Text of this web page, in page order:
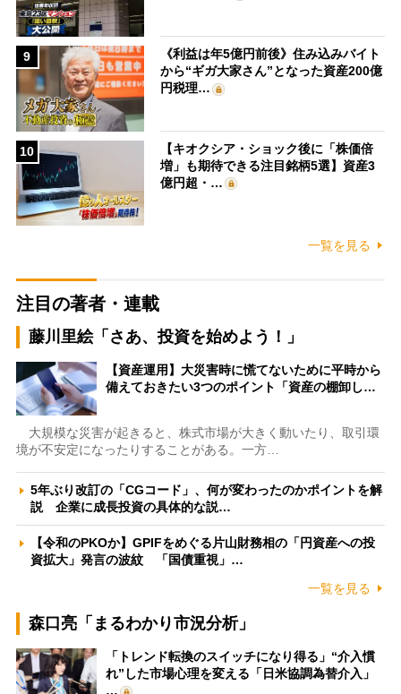
9
《利益は年5億円前後》住み込みバイト
から“ギガ大家さん”となった資産200億
円税理…
10
【キオクシア・ショック後に「株価倍
増」も期待できる注目銘柄5選】資産3
億円超・…
一覧を見る
注目の著者・連載
藤川里絵「さあ、投資を始めよう！」
【資産運用】大災害時に慌てないために平時から
備えておきたい3つのポイント「資産の棚卸し…
大規模な災害が起きると、株式市場が大きく動いたり、取引環
境が不安定になったりすることがある。一方…
5年ぶり改訂の「CGコード」、何が変わったのかポイントを解
説 企業に成長投資の具体的な説…
【令和のPKOか】GPIFをめぐる片山財務相の「円資産への投
資拡大」発言の波紋 「国債重視」…
一覧を見る
森口亮「まるわかり市況分析」
「トレンド転換のスイッチになり得る」“介入慣
れ”した市場心理を変える「日米協調為替介入」
…